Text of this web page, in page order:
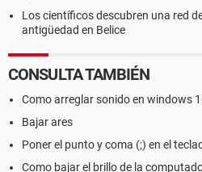
Los científicos descubren una red
antigüedad en Belice
CONSULTA TAMBIÉN
Como arreglar sonido en windows
Bajar ares
Poner el punto y coma (;) en el
Como bajar el brillo de la